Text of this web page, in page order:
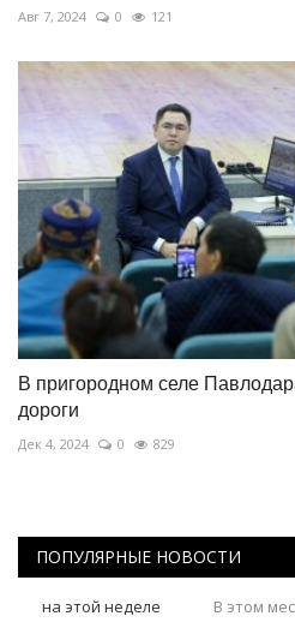
Авг 7, 2024 0 121
В пригородном селе
дороги
Дек 4, 2024 0 829
ПОПУЛЯРНЫЕ НОВОСТИ
на этой неделе В этом